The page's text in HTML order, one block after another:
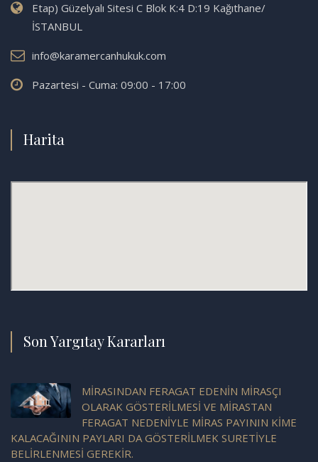
Etap) Güzelyalı Sitesi C Blok K:4 D:19 Kağıthane/
İSTANBUL
info@karamercanhukuk.com
Pazartesi - Cuma: 09:00 - 17:00
Harita
Son Yargıtay Kararları
MİRASINDAN FERAGAT EDENİN MİRASÇI
OLARAK GÖSTERİLMESİ VE MİRASTAN
FERAGAT NEDENİYLE MİRAS PAYININ KİME
KALACAĞININ PAYLARI DA GÖSTERİLMEK SURETİYLE
BELİRLENMESİ GEREKİR.